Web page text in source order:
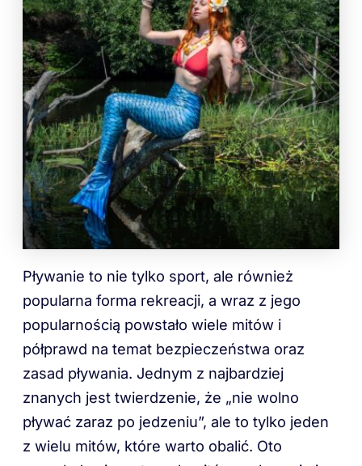
Pływanie to nie tylko sport, ale również
popularna forma rekreacji, a wraz z jego
popularnością powstało wiele mitów i
półprawd na temat bezpieczeństwa oraz
zasad pływania. Jednym z najbardziej
znanych jest twierdzenie, że „nie wolno
pływać zaraz po jedzeniu”, ale to tylko jeden
z wielu mitów, które warto obalić. Oto